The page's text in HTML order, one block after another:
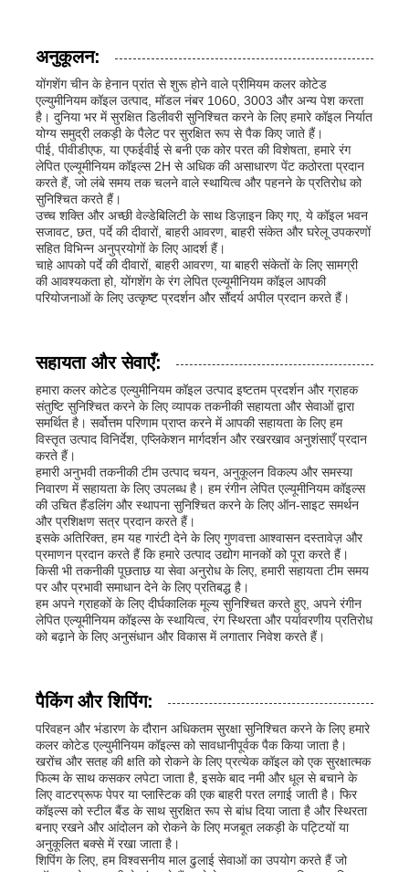
अनुकूलन:
योंगशेंग चीन के हेनान प्रांत से शुरू होने वाले प्रीमियम कलर कोटेड
एल्युमीनियम कॉइल उत्पाद, मॉडल नंबर 1060, 3003 और अन्य पेश करता
है। दुनिया भर में सुरक्षित डिलीवरी सुनिश्चित करने के लिए हमारे कॉइल निर्यात
योग्य समुद्री लकड़ी के पैलेट पर सुरक्षित रूप से पैक किए जाते हैं।
पीई, पीवीडीएफ, या एफईवीई से बनी एक कोर परत की विशेषता, हमारे रंग
लेपित एल्यूमीनियम कॉइल्स 2H से अधिक की असाधारण पेंट कठोरता प्रदान
करते हैं, जो लंबे समय तक चलने वाले स्थायित्व और पहनने के प्रतिरोध को
सुनिश्चित करते हैं।
उच्च शक्ति और अच्छी वेल्डेबिलिटी के साथ डिज़ाइन किए गए, ये कॉइल भवन
सजावट, छत, पर्दे की दीवारों, बाहरी आवरण, बाहरी संकेत और घरेलू उपकरणों
सहित विभिन्न अनुप्रयोगों के लिए आदर्श हैं।
चाहे आपको पर्दे की दीवारों, बाहरी आवरण, या बाहरी संकेतों के लिए सामग्री
की आवश्यकता हो, योंगशेंग के रंग लेपित एल्यूमीनियम कॉइल आपकी
परियोजनाओं के लिए उत्कृष्ट प्रदर्शन और सौंदर्य अपील प्रदान करते हैं।
सहायता और सेवाएँ:
हमारा कलर कोटेड एल्युमीनियम कॉइल उत्पाद इष्टतम प्रदर्शन और ग्राहक
संतुष्टि सुनिश्चित करने के लिए व्यापक तकनीकी सहायता और सेवाओं द्वारा
समर्थित है। सर्वोत्तम परिणाम प्राप्त करने में आपकी सहायता के लिए हम
विस्तृत उत्पाद विनिर्देश, एप्लिकेशन मार्गदर्शन और रखरखाव अनुशंसाएँ प्रदान
करते हैं।
हमारी अनुभवी तकनीकी टीम उत्पाद चयन, अनुकूलन विकल्प और समस्या
निवारण में सहायता के लिए उपलब्ध है। हम रंगीन लेपित एल्यूमीनियम कॉइल्स
की उचित हैंडलिंग और स्थापना सुनिश्चित करने के लिए ऑन-साइट समर्थन
और प्रशिक्षण सत्र प्रदान करते हैं।
इसके अतिरिक्त, हम यह गारंटी देने के लिए गुणवत्ता आश्वासन दस्तावेज़ और
प्रमाणन प्रदान करते हैं कि हमारे उत्पाद उद्योग मानकों को पूरा करते हैं।
किसी भी तकनीकी पूछताछ या सेवा अनुरोध के लिए, हमारी सहायता टीम समय
पर और प्रभावी समाधान देने के लिए प्रतिबद्ध है।
हम अपने ग्राहकों के लिए दीर्घकालिक मूल्य सुनिश्चित करते हुए, अपने रंगीन
लेपित एल्यूमीनियम कॉइल्स के स्थायित्व, रंग स्थिरता और पर्यावरणीय प्रतिरोध
को बढ़ाने के लिए अनुसंधान और विकास में लगातार निवेश करते हैं।
पैकिंग और शिपिंग:
परिवहन और भंडारण के दौरान अधिकतम सुरक्षा सुनिश्चित करने के लिए हमारे
कलर कोटेड एल्युमीनियम कॉइल्स को सावधानीपूर्वक पैक किया जाता है।
खरोंच और सतह की क्षति को रोकने के लिए प्रत्येक कॉइल को एक सुरक्षात्मक
फिल्म के साथ कसकर लपेटा जाता है, इसके बाद नमी और धूल से बचाने के
लिए वाटरप्रूफ पेपर या प्लास्टिक की एक बाहरी परत लगाई जाती है। फिर
कॉइल्स को स्टील बैंड के साथ सुरक्षित रूप से बांध दिया जाता है और स्थिरता
बनाए रखने और आंदोलन को रोकने के लिए मजबूत लकड़ी के पट्टियों या
अनुकूलित बक्से में रखा जाता है।
शिपिंग के लिए, हम विश्वसनीय माल ढुलाई सेवाओं का उपयोग करते हैं जो